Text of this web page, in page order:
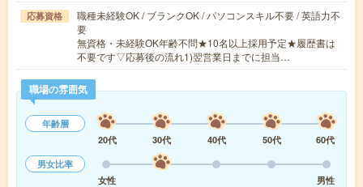
応募資格
職種未経験OK / ブランクOK / パソコンスキル不要 / 英語力不
要
無資格・未経験OK年齢不問★10名以上採用予定★履歴書は
不要です▽応募後の流れ1)翌営業日までに担当…
職場の雰囲気
年齢層
20代
30代 40代 50代
60代
男女比率
女性
男性